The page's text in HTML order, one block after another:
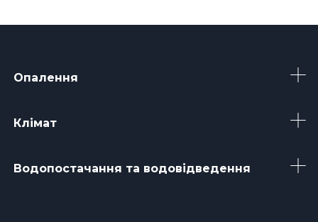
Опалення
Клімат
Водопостачання та водовідведення